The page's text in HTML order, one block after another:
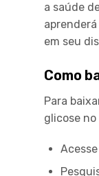
a saúde
em seu
Como
Para
glicose no